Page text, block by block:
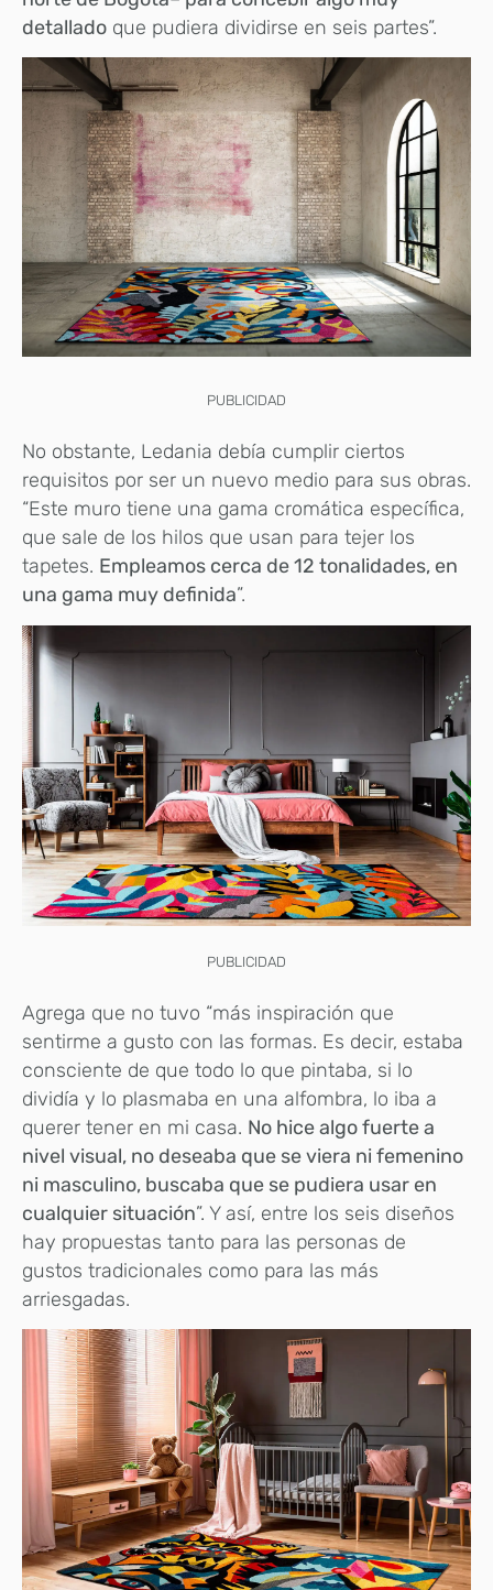
detallado que pudiera dividirse en seis partes”.
PUBLICIDAD
No obstante, Ledania debía cumplir ciertos
requisitos por ser un nuevo medio para sus obras.
“Este muro tiene una gama cromática específica,
que sale de los hilos que usan para tejer los
tapetes. Empleamos cerca de 12 tonalidades, en
una gama muy definida”.
PUBLICIDAD
Agrega que no tuvo “más inspiración que
sentirme a gusto con las formas. Es decir, estaba
consciente de que todo lo que pintaba, si lo
dividía y lo plasmaba en una alfombra, lo iba a
querer tener en mi casa. No hice algo fuerte a
nivel visual, no deseaba que se viera ni femenino
ni masculino, buscaba que se pudiera usar en
cualquier situación”. Y así, entre los seis diseños
hay propuestas tanto para las personas de
gustos tradicionales como para las más
arriesgadas.